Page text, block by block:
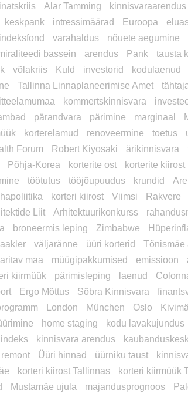
Alar Tamming kinnisvaraarendus
keskpank intressimäärad Euroopa
indeksfond varahaldus nõuete aegumine
bassein arendus Pank tausta
võlakriis Kuld investorid kodulaenud
Tallinna Linnaplaneerimise Amet
kommertskinnisvara
pärandvara pärimine marginaal
korterelamud renoveermine toetus
Forum Robert Kiyosaki ärikinnisvara
Põhja-Korea korterite ost korterite kiirost
töötutus tööjõupuudus krundid
korteri kiirost Viimsi Rakvere
Liit Arhitektuurikonkurss
broneermis leping Zimbabwe
väljaränne üüri korterid Tõnismäe
maa müügipakkumised emissioon
kiirmüük pärimisleping laenud
Ergo Mõttus Sõbra Kinnisvara
London München Oslo
home staging kodu lavakujundus
kinnisvara arendus
Üüri hinnad üürniku taust
korteri kiirost Tallinnas
korteri kiirmüük
Mustamäe ujula majandusprognoos